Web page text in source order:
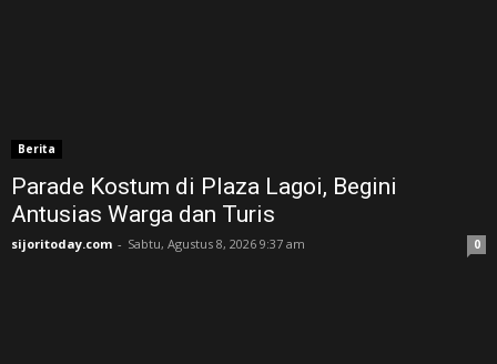
Berita
Parade Kostum di Plaza Lagoi, Begini
Antusias Warga dan Turis
sijoritoday.com - Sabtu, Agustus 8, 2026 9:37 am 0